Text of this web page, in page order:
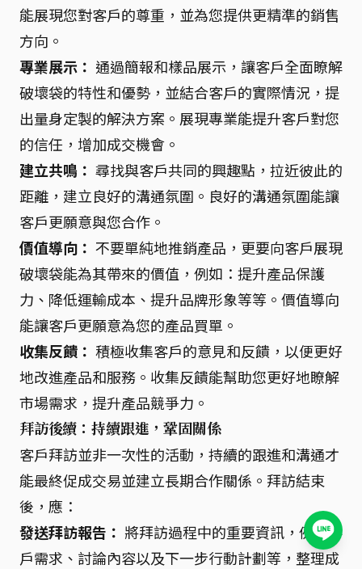
能展現您對客戶的尊重，並為您提供更精準的銷售
方向。
專業展示： 通過簡報和樣品展示，讓客戶全面瞭解
破壞袋的特性和優勢，並結合客戶的實際情況，提
出量身定製的解決方案。展現專業能提升客戶對您
的信任，增加成交機會。
建立共鳴： 尋找與客戶共同的興趣點，拉近彼此的
距離，建立良好的溝通氛圍。良好的溝通氛圍能讓
客戶更願意與您合作。
價值導向： 不要單純地推銷產品，更要向客戶展現
破壞袋能為其帶來的價值，例如：提升產品保護
力、降低運輸成本、提升品牌形象等等。價值導向
能讓客戶更願意為您的產品買單。
收集反饋： 積極收集客戶的意見和反饋，以便更好
地改進產品和服務。收集反饋能幫助您更好地瞭解
市場需求，提升產品競爭力。
拜訪後續：持續跟進，鞏固關係
客戶拜訪並非一次性的活動，持續的跟進和溝通才
能最終促成交易並建立長期合作關係。拜訪結束
後，應：
發送拜訪報告： 將拜訪過程中的重要資訊，例如客
戶需求、討論內容以及下一步行動計劃等，整理成